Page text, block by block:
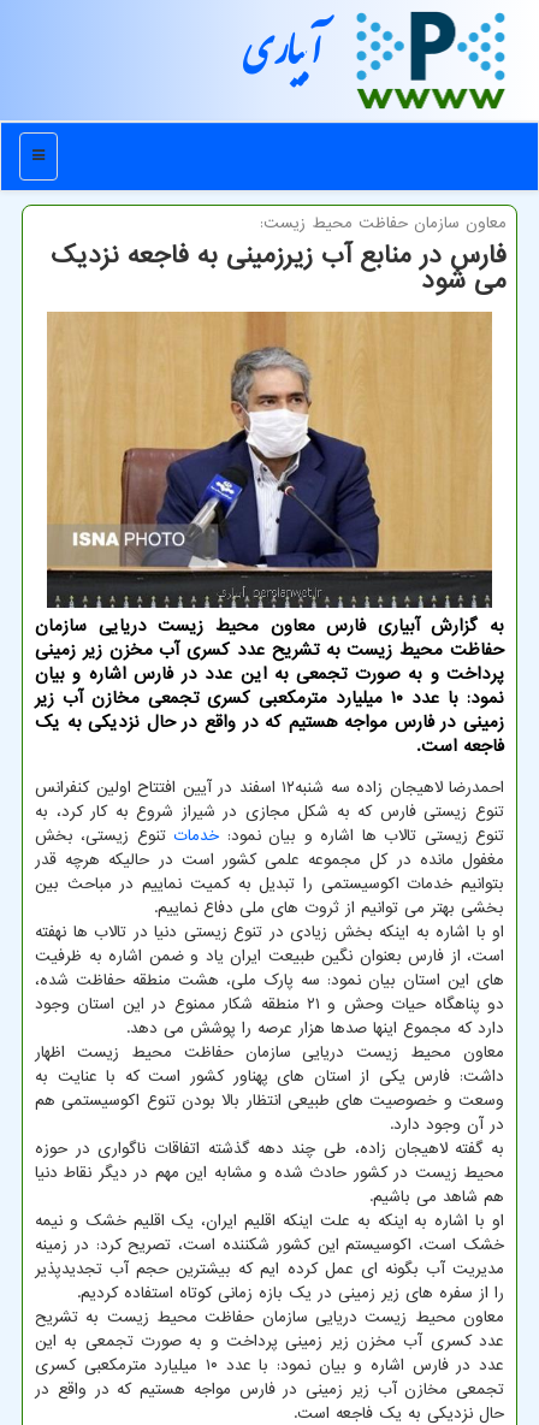
آبیاری
منو
معاون سازمان حفاظت محیط زیست:
فارس در منابع آب زیرزمینی به فاجعه نزدیك
می شود
به گزارش آبیاری فارس معاون محیط زیست دریایی سازمان
حفاظت محیط زیست به تشریح عدد کسری آب مخزن زیر زمینی
پرداخت و به صورت تجمعی به این عدد در فارس اشاره و بیان
نمود: با عدد ۱۰ میلیارد مترمکعبی کسری تجمعی مخازن آب زیر
زمینی در فارس مواجه هستیم که در واقع در حال نزدیکی به یک
فاجعه است.
احمدرضا لاهیجان زاده سه شنبه۱۲ اسفند در آیین افتتاح اولین کنفرانس
تنوع زیستی فارس که به شکل مجازی در شیراز شروع به کار کرد، به
تنوع زیستی تالاب ها اشاره و بیان نمود: خدمات تنوع زیستی، بخش
مغفول مانده در کل مجموعه علمی کشور است در حالیکه هرچه قدر
بتوانیم خدمات اکوسیستمی را تبدیل به کمیت نماییم در مباحث بین
بخشی بهتر می توانیم از ثروت های ملی دفاع نماییم.
او با اشاره به اینکه بخش زیادی در تنوع زیستی دنیا در تالاب ها نهفته
است، از فارس بعنوان نگین طبیعت ایران یاد و ضمن اشاره به ظرفیت
های این استان بیان نمود: سه پارک ملی، هشت منطقه حفاظت شده،
دو پناهگاه حیات وحش و ۲۱ منطقه شکار ممنوع در این استان وجود
دارد که مجموع اینها صدها هزار عرصه را پوشش می دهد.
معاون محیط زیست دریایی سازمان حفاظت محیط زیست اظهار
داشت: فارس یکی از استان های پهناور کشور است که با عنایت به
وسعت و خصوصیت های طبیعی انتظار بالا بودن تنوع اکوسیستمی هم
در آن وجود دارد.
به گفته لاهیجان زاده، طی چند دهه گذشته اتفاقات ناگواری در حوزه
محیط زیست در کشور حادث شده و مشابه این مهم در دیگر نقاط دنیا
هم شاهد می باشیم.
او با اشاره به اینکه به علت اینکه اقلیم ایران، یک اقلیم خشک و نیمه
خشک است، اکوسیستم این کشور شکننده است، تصریح کرد: در زمینه
مدیریت آب بگونه ای عمل کرده ایم که بیشترین حجم آب تجدیدپذیر
را از سفره های زیر زمینی در یک بازه زمانی کوتاه استفاده کردیم.
معاون محیط زیست دریایی سازمان حفاظت محیط زیست به تشریح
عدد کسری آب مخزن زیر زمینی پرداخت و به صورت تجمعی به این
عدد در فارس اشاره و بیان نمود: با عدد ۱۰ میلیارد مترمکعبی کسری
تجمعی مخازن آب زیر زمینی در فارس مواجه هستیم که در واقع در
حال نزدیکی به یک فاجعه است.